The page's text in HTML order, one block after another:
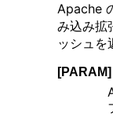
Apache
み込み拡
ッシュを